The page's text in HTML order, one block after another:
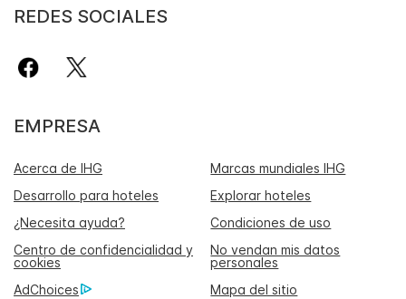
REDES SOCIALES
EMPRESA
Acerca de IHG
Marcas mundiales IHG
Desarrollo para hoteles
Explorar hoteles
¿Necesita ayuda?
Condiciones de uso
Centro de confidencialidad y
cookies
No vendan mis datos
personales
AdChoices
Mapa del sitio